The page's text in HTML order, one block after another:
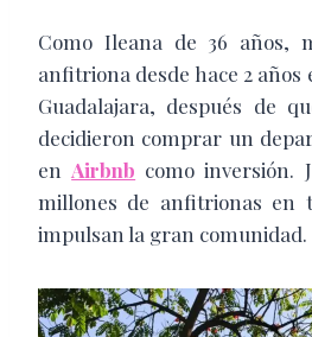
Como Ileana de 36 años,
anfitriona desde hace 2 años
Guadalajara, después de
decidieron comprar un
en Airbnb como inversión.
millones de anfitrionas en
impulsan la gran comunidad.